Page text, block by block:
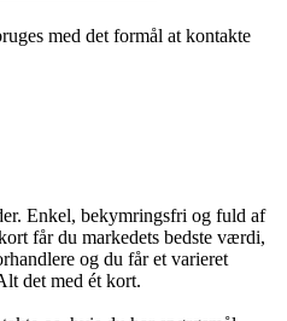
med det formål at kontakte
Enkel, bekymringsfri og fuld af
får du markedets bedste værdi,
og du får et varieret
det med ét kort.